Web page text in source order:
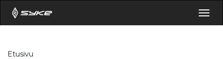
Etusivu